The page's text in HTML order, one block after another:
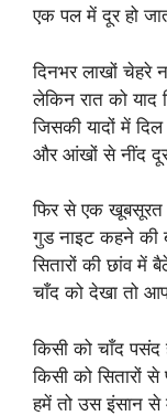
एक पल में दूर हो
दिनभर लाखों चेहरे
लेकिन रात को याद
जिसकी यादों में
और आंखों से नींद दूर
फिर से एक खूबसूरत
गुड नाइट कहने की
सितारों की छांव में
चाँद को देखा तो
किसी को चाँद पसंद
किसी को सितारों से
हमें तो उस इंसान से